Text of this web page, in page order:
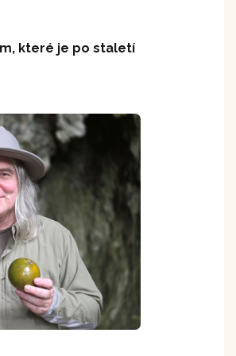
které je po staletí